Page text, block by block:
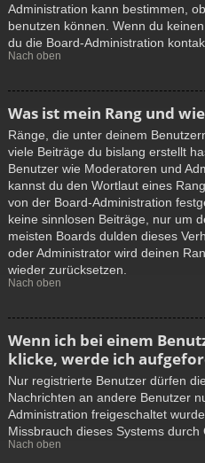
Administration kann bestimmen,
benutzen können. Wenn du
du die Board-Administration
Nach oben
Was ist mein Rang und
Ränge, die unter deinem
viele Beiträge du bislang erstellt
Benutzer wie Moderatoren und
kannst du den Wortlaut eines
von der Board-Administration
keine sinnlosen Beiträge, nur um
meisten Boards dulden dieses
oder Administrator wird deinen
wieder zurücksetzen.
Nach oben
Wenn ich bei einem
klicke, werde ich
Nur registrierte Benutzer dürfen
Nachrichten an andere Benutzer
Administration freigeschaltet
Missbrauch dieses Systems durch
Nach oben